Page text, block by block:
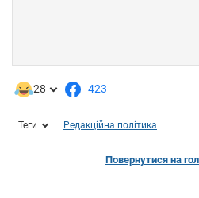
28 423
Теги Редакційна політика
Повернутися на